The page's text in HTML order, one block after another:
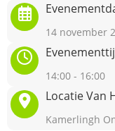
14 november
14:00 - 16:00
Locatie Van
Kamerlingh